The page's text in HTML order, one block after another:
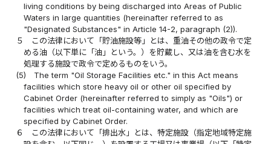
living conditions by being discharged into Areas of Public
Waters in large quantities (hereinafter referred to as
"Designated Substances" in Article 14-2, paragraph (2)).
５
この法律において「貯油施設等」とは、重油その他の政令で定
める油（以下単に「油」という。）を貯蔵し、又は油を含む水を
処理する施設で政令で定めるものをいう。
(5)
The term "Oil Storage Facilities etc." in this Act means
facilities which store heavy oil or other oil specified by
Cabinet Order (hereinafter referred to simply as "Oils") or
facilities which treat oil-containing water, and which are
specified by Cabinet Order.
６
この法律において「排出水」とは、特定施設（指定地域特定施